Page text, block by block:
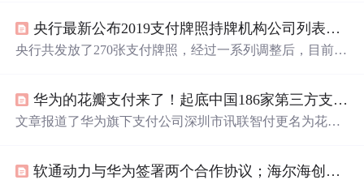
央行最新公布2019支付牌照持牌机构公司列表，共255家（附清单）
央行共发放了270张支付牌照，经过一系列调整后，目前剩
华为的花瓣支付来了！起底中国186家第三方支付机构(1/3)
文章报道了华为旗下支付公司深圳市讯联智付更名为花瓣
点。,
软通动力与华为签署两个合作协议；海尔海创汇与射频成像企业Vayyar在中国成立合资公司 | 全球TMT...